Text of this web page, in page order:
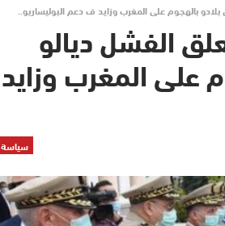
بالهجوم على المغرب وزايد ف دعم البوليساريو..
الفشل ديالو
على المغرب وزايد
سياسة